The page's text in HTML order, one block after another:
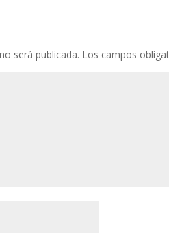
será publicada. Los campos